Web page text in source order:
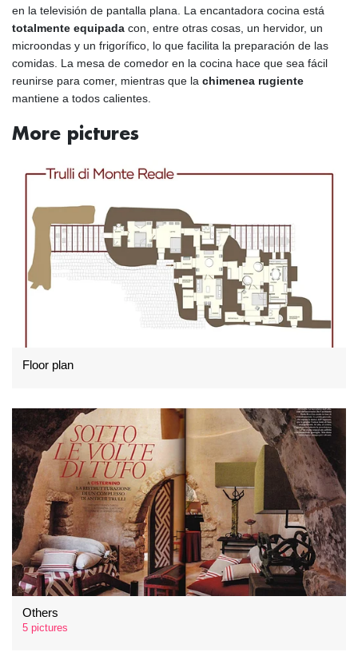
en la televisión de pantalla plana. La encantadora cocina está
totalmente equipada con, entre otras cosas, un hervidor, un
microondas y un frigorífico, lo que facilita la preparación de las
comidas. La mesa de comedor en la cocina hace que sea fácil
reunirse para comer, mientras que la chimenea rugiente
mantiene a todos calientes.
More pictures
Floor plan
Others
5 pictures